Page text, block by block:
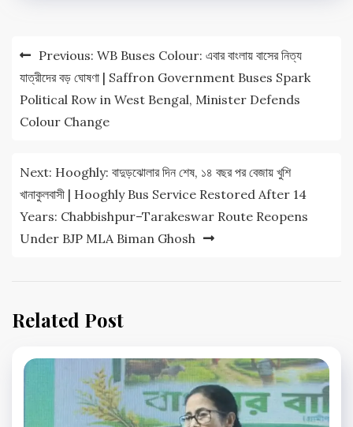
Post
navigation
Previous: WB Buses Colour: এবার বাংলায় বাসের নিত্য
যাত্রীদের বড় ঘোষণা | Saffron Government Buses Spark
Political Row in West Bengal, Minister Defends
Colour Change
Next: Hooghly: বাদুড়ঝোলার দিন শেষ, ১৪ বছর পর বেজায় খুশি
খানাকুলবাসী | Hooghly Bus Service Restored After 14
Years: Chabbishpur–Tarakeswar Route Reopens
Under BJP MLA Biman Ghosh
Related Post